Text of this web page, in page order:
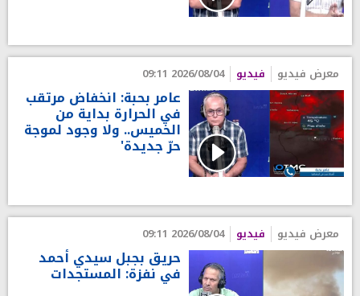
معرض فيديو فيديو 2026/08/04 09:11
عامر بحبة: انخفاض مرتقب
في الحرارة بداية من
الخميس.. ولا وجود لموجة
حرّ جديدة'
معرض فيديو فيديو 2026/08/04 09:11
حريق بجبل سيدي أحمد
في نفزة: المستجدات